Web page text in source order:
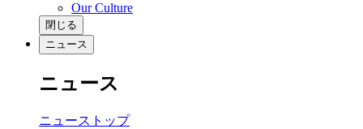
Our Culture
閉じる
ニュース
ニュース
ニューストップ